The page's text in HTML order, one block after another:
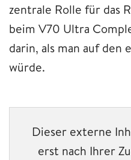
zentrale Rolle für das
beim V70 Ultra
darin, als man auf
würde.
Dieser externe
erst nach Ihrer